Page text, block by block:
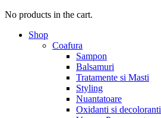
No products in the cart.
Shop
Coafura
Sampon
Balsamuri
Tratamente si Masti
Styling
Nuantatoare
Oxidanti si decoloranti